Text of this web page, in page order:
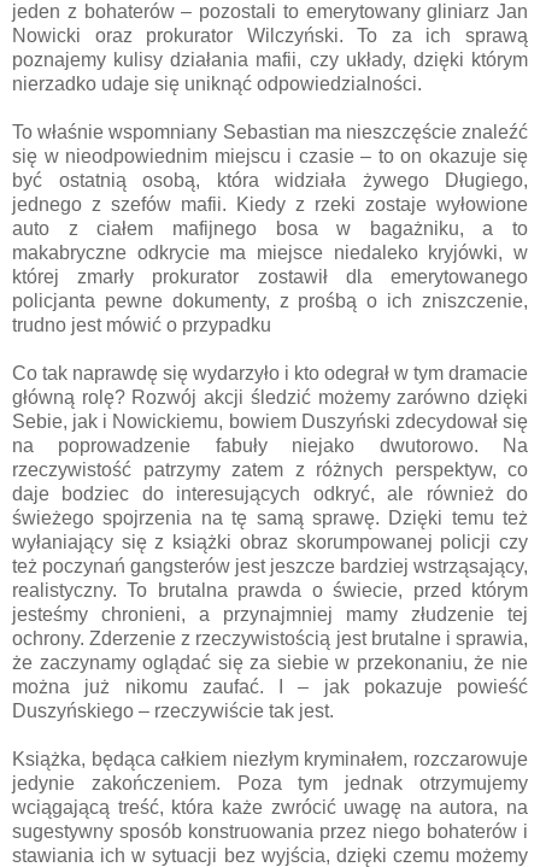
jeden z bohaterów – pozostali to emerytowany gliniarz Jan
Nowicki oraz prokurator Wilczyński. To za ich sprawą
poznajemy kulisy działania mafii, czy układy, dzięki którym
nierzadko udaje się uniknąć odpowiedzialności.
To właśnie wspomniany Sebastian ma nieszczęście znaleźć
się w nieodpowiednim miejscu i czasie – to on okazuje się
być ostatnią osobą, która widziała żywego Długiego,
jednego z szefów mafii. Kiedy z rzeki zostaje wyłowione
auto z ciałem mafijnego bosa w bagażniku, a to
makabryczne odkrycie ma miejsce niedaleko kryjówki, w
której zmarły prokurator zostawił dla emerytowanego
policjanta pewne dokumenty, z prośbą o ich zniszczenie,
trudno jest mówić o przypadku
Co tak naprawdę się wydarzyło i kto odegrał w tym dramacie
główną rolę? Rozwój akcji śledzić możemy zarówno dzięki
Sebie, jak i Nowickiemu, bowiem Duszyński zdecydował się
na poprowadzenie fabuły niejako dwutorowo. Na
rzeczywistość patrzymy zatem z różnych perspektyw, co
daje bodziec do interesujących odkryć, ale również do
świeżego spojrzenia na tę samą sprawę. Dzięki temu też
wyłaniający się z książki obraz skorumpowanej policji czy
też poczynań gangsterów jest jeszcze bardziej wstrząsający,
realistyczny. To brutalna prawda o świecie, przed którym
jesteśmy chronieni, a przynajmniej mamy złudzenie tej
ochrony. Zderzenie z rzeczywistością jest brutalne i sprawia,
że zaczynamy oglądać się za siebie w przekonaniu, że nie
można już nikomu zaufać. I – jak pokazuje powieść
Duszyńskiego – rzeczywiście tak jest.
Książka, będąca całkiem niezłym kryminałem, rozczarowuje
jedynie zakończeniem. Poza tym jednak otrzymujemy
wciągającą treść, która każe zwrócić uwagę na autora, na
sugestywny sposób konstruowania przez niego bohaterów i
stawiania ich w sytuacji bez wyjścia, dzięki czemu możemy